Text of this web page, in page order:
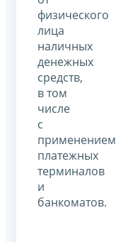
физического
лица
наличных
денежных
средств,
в том
числе
с
применением
платежных
терминалов
и
банкоматов.